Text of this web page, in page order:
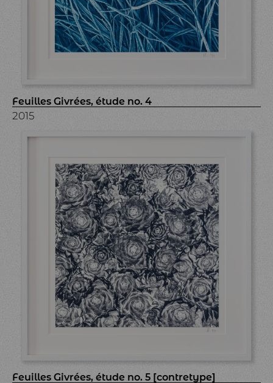
Feuilles Givrées, étude no. 4
2015
Feuilles Givrées, étude no. 5 [contretype]